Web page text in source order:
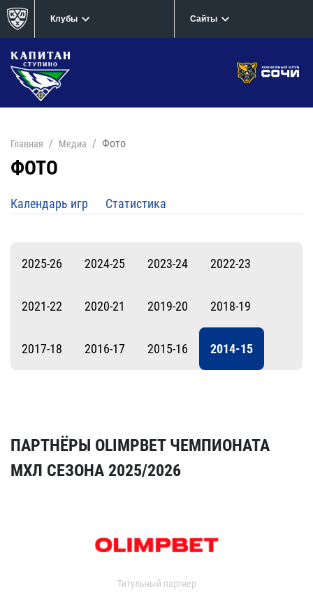
Клубы Сайты
Главная Медиа Фото
ФОТО
Календарь игр Статистика
2025-26 2024-25 2023-24 2022-23
2021-22 2020-21 2019-20 2018-19
2017-18 2016-17 2015-16 2014-15
ПАРТНЁРЫ OLIMPBET ЧЕМПИОНАТА
МХЛ СЕЗОНА 2025/2026
Титульный партнер